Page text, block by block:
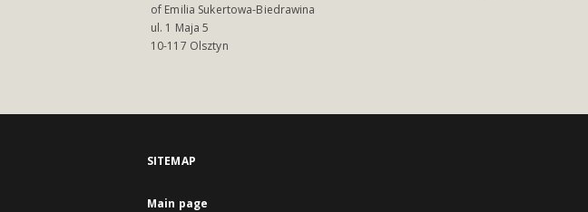
of Emilia Sukertowa-Biedrawina
ul. 1 Maja 5
10-117 Olsztyn
SITEMAP
Main page